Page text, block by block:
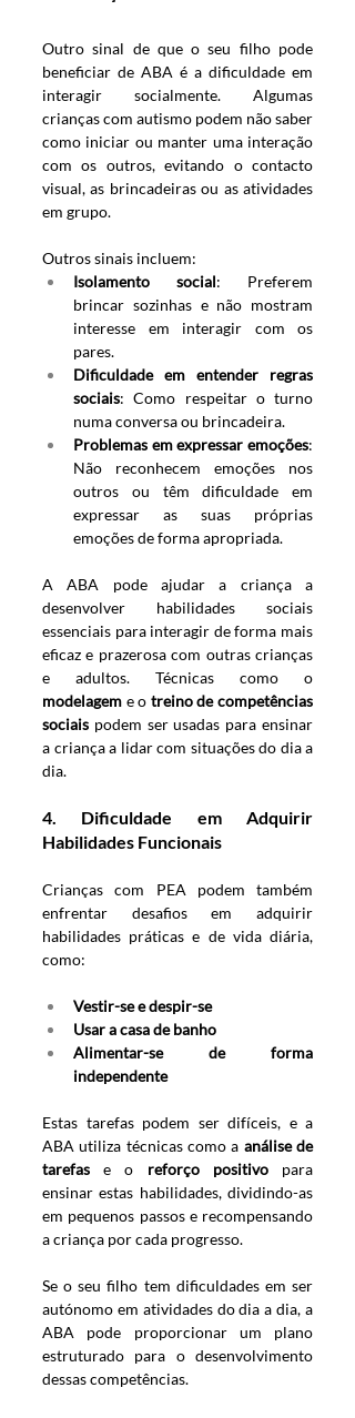
Outro sinal de que o seu filho pode
beneficiar de ABA é a dificuldade em
interagir socialmente. Algumas
crianças com autismo podem não saber
como iniciar ou manter uma interação
com os outros, evitando o contacto
visual, as brincadeiras ou as atividades
em grupo.
Outros sinais incluem:
Isolamento social: Preferem
brincar sozinhas e não mostram
interesse em interagir com os
pares.
Dificuldade em entender regras
sociais: Como respeitar o turno
numa conversa ou brincadeira.
Problemas em expressar emoções:
Não reconhecem emoções nos
outros ou têm dificuldade em
expressar as suas próprias
emoções de forma apropriada.
A ABA pode ajudar a criança a
desenvolver habilidades sociais
essenciais para interagir de forma mais
eficaz e prazerosa com outras crianças
modelagem e o treino de competências
sociais podem ser usadas para ensinar
a criança a lidar com situações do dia a
dia.
4. Dificuldade em Adquirir
Habilidades Funcionais
Crianças com PEA podem também
enfrentar desafios em adquirir
habilidades práticas e de vida diária,
como:
Vestir-se e despir-se
Usar a casa de banho
Alimentar-se de forma
independente
Estas tarefas podem ser difíceis, e a
ABA utiliza técnicas como a análise de
tarefas e o reforço positivo para
ensinar estas habilidades, dividindo-as
em pequenos passos e recompensando
a criança por cada progresso.
Se o seu filho tem dificuldades em ser
autónomo em atividades do dia a dia, a
ABA pode proporcionar um plano
estruturado para o desenvolvimento
dessas competências.